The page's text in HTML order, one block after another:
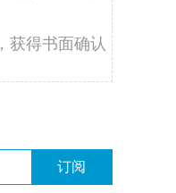
，获得书面确认
订阅